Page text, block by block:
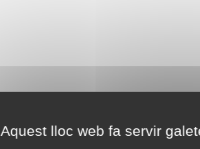
Aquest lloc web fa servir